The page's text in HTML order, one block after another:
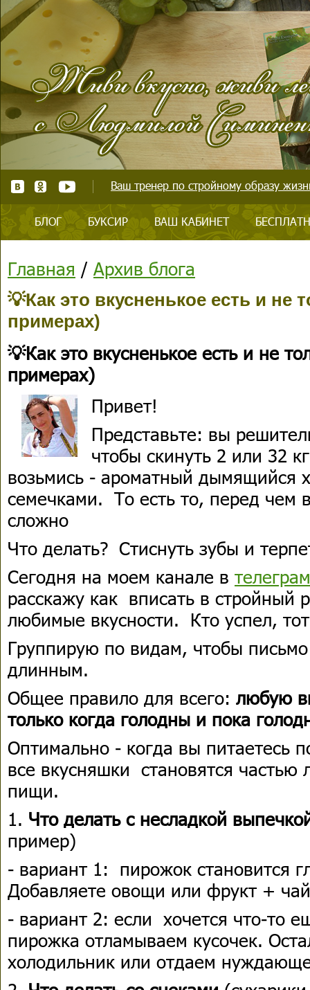
Ваш тренер по стройному образу
БЛОГ БУКСИР ВАШ КАБИНЕТ
Главная / Архив блога
💡Как это вкусненькое есть и не
примерах)
💡Как это вкусненькое есть и не
примерах)
Привет!
Представьте: вы
чтобы скинуть 2 или 32
возьмись - ароматный дымящийся
семечками. То есть то, перед чем
сложно
Что делать? Стиснуть зубы и
Сегодня на моем канале в телеграм
расскажу как вписать в стройный
любимые вкусности. Кто успел,
Группирую по видам, чтобы
длинным.
Общее правило для всего: любую
только когда голодны и пока
Оптимально - когда вы питаетесь
все вкусняшки становятся
пищи.
1. Что делать с несладкой
пример)
- вариант 1: пирожок становится
Добавляете овощи или фрукт +
- вариант 2: если хочется что-то
пирожка отламываем кусочек.
холодильник или отдаем